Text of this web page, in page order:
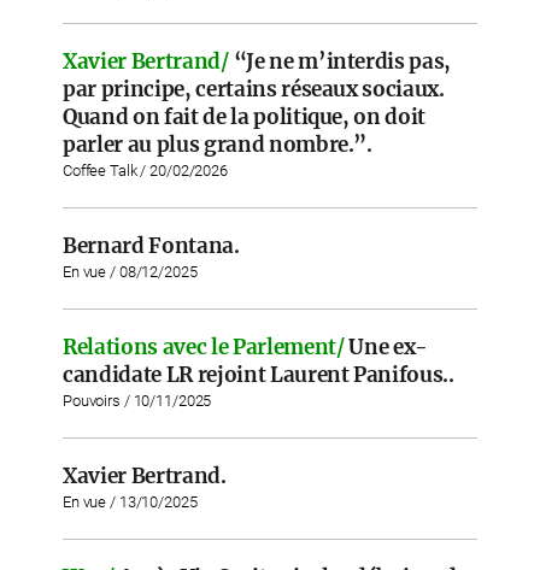
Xavier Bertrand/ “Je ne m’interdis pas,
par principe, certains réseaux sociaux.
Quand on fait de la politique, on doit
parler au plus grand nombre.”.
Coffee Talk / 20/02/2026
Bernard Fontana.
En vue / 08/12/2025
Relations avec le Parlement/Une ex-
candidate LR rejoint Laurent Panifous..
Pouvoirs / 10/11/2025
Xavier Bertrand.
En vue / 13/10/2025